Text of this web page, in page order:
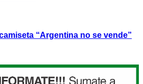
“Argentina no se vende”